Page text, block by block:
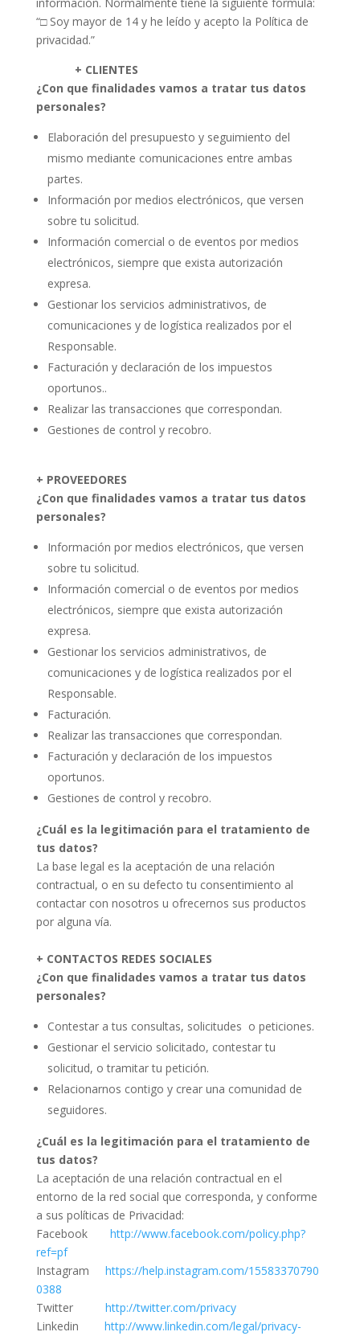
“□ Soy mayor de 14 y he leído y acepto la Política de
privacidad.”
+ CLIENTES
¿Con que finalidades vamos a tratar tus datos
personales?
Elaboración del presupuesto y seguimiento del
mismo mediante comunicaciones entre ambas
partes.
Información por medios electrónicos, que versen
sobre tu solicitud.
Información comercial o de eventos por medios
electrónicos, siempre que exista autorización
expresa.
Gestionar los servicios administrativos, de
comunicaciones y de logística realizados por el
Responsable.
Facturación y declaración de los impuestos
oportunos..
Realizar las transacciones que correspondan.
Gestiones de control y recobro.
+ PROVEEDORES
¿Con que finalidades vamos a tratar tus datos
personales?
Información por medios electrónicos, que versen
sobre tu solicitud.
Información comercial o de eventos por medios
electrónicos, siempre que exista autorización
expresa.
Gestionar los servicios administrativos, de
comunicaciones y de logística realizados por el
Responsable.
Facturación.
Realizar las transacciones que correspondan.
Facturación y declaración de los impuestos
oportunos.
Gestiones de control y recobro.
¿Cuál es la legitimación para el tratamiento de
tus datos?
La base legal es la aceptación de una relación
contractual, o en su defecto tu consentimiento al
contactar con nosotros u ofrecernos sus productos
por alguna vía.
+ CONTACTOS REDES SOCIALES
¿Con que finalidades vamos a tratar tus datos
personales?
Contestar a tus consultas, solicitudes o peticiones.
Gestionar el servicio solicitado, contestar tu
solicitud, o tramitar tu petición.
Relacionarnos contigo y crear una comunidad de
seguidores.
¿Cuál es la legitimación para el tratamiento de
tus datos?
La aceptación de una relación contractual en el
entorno de la red social que corresponda, y conforme
a sus políticas de Privacidad:
Facebook
http://www.facebook.com/policy.php?
ref=pf
Instagram
https://help.instagram.com/15583370790
0388
Twitter
http://twitter.com/privacy
Linkedin
http://www.linkedin.com/legal/privacy-